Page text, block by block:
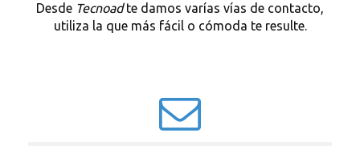
Desde Tecnoadte damos varías vías de contacto,
utiliza la que más fácil o cómoda te resulte.